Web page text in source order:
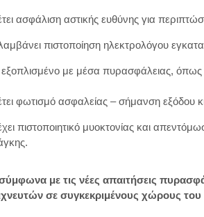
ασφάλιση αστικής ευθύνης για
πιστοποίηση ηλεκτρολόγου
εξοπλισμένο με μέσα πυρασφάλειας,
φωτισμό ασφαλείας – σήμανση
πιστοποιητικό μυοκτονίας και
με τις νέες απαιτήσεις
σε συγκεκριμένους χώρους